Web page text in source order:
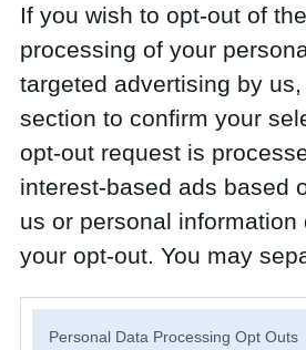
If you wish to opt-out of
processing of your
targeted advertising by
section to confirm your
opt-out request is
interest-based ads based
us or personal
your opt-out. You may
Personal Data Processing Opt Outs